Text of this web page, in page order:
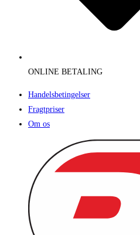
ONLINE BETALING
Handelsbetingelser
Fragtpriser
Om os